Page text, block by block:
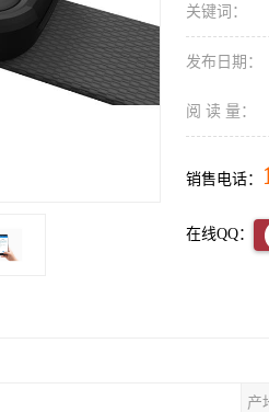
关键词：
发布日期：
阅 读 量：
销售电话：
在线QQ：
产